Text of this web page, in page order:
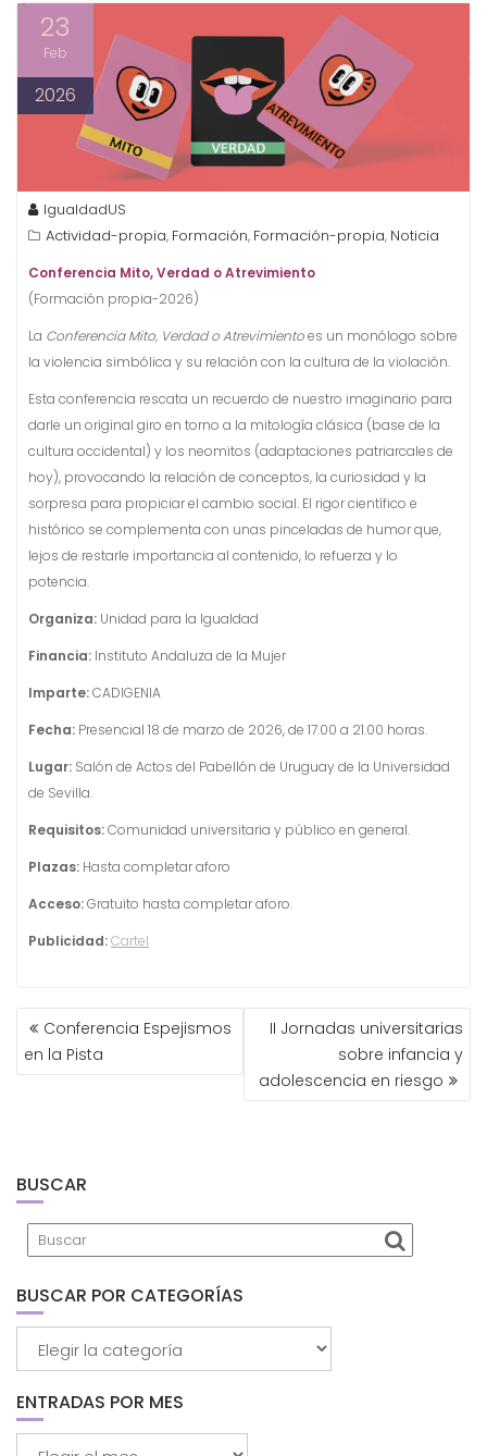
23
Feb
2026
IgualdadUS
Actividad-propia, Formación, Formación-propia, Noticia
Conferencia Mito, Verdad o Atrevimiento
(Formación propia-2026)
La Conferencia Mito, Verdad o Atrevimientoes un monólogo sobre
la violencia simbólica y su relación con la cultura de la violación.
Esta conferencia rescata un recuerdo de nuestro imaginario para
darle un original giro en torno a la mitología clásica (base de la
cultura occidental) y los neomitos (adaptaciones patriarcales de
hoy), provocando la relación de conceptos, la curiosidad y la
sorpresa para propiciar el cambio social. El rigor científico e
histórico se complementa con unas pinceladas de humor que,
lejos de restarle importancia al contenido, lo refuerza y lo
potencia.
Organiza: Unidad para la Igualdad
Financia: Instituto Andaluza de la Mujer
Imparte:CADIGENIA
Fecha: Presencial 18 de marzo de 2026, de 17.00 a 21.00 horas.
Lugar: Salón de Actos del Pabellón de Uruguay de la Universidad
de Sevilla.
Requisitos:Comunidad universitaria y público en general.
Plazas: Hasta completar aforo
Acceso:Gratuito hasta completar aforo.
Publicidad:Cartel
NAVEGACIÓN
DE
ENTRADAS
Conferencia Espejismos
en la Pista
II Jornadas universitarias
sobre infancia y
adolescencia en riesgo
BUSCAR
BUSCAR POR CATEGORÍAS
ENTRADAS POR MES